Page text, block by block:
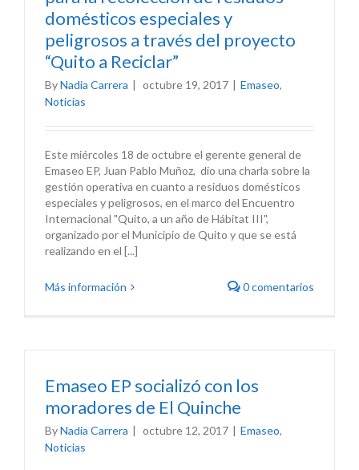
domésticos especiales y
peligrosos a través del proyecto
“Quito a Reciclar”
ByNadia Carrera | octubre 19, 2017 | Emaseo,
Noticias
Este miércoles 18 de octubre el gerente general de
Emaseo EP, Juan Pablo Muñoz, dio una charla sobre la
gestión operativa en cuanto a residuos domésticos
especiales y peligrosos, en el marco del Encuentro
Internacional "Quito, a un año de Hábitat III",
organizado por el Municipio de Quito y que se está
realizando en el [...]
Más información 0 comentarios
Emaseo EP socializó con los
moradores de El Quinche
ByNadia Carrera | octubre 12, 2017 | Emaseo,
Noticias